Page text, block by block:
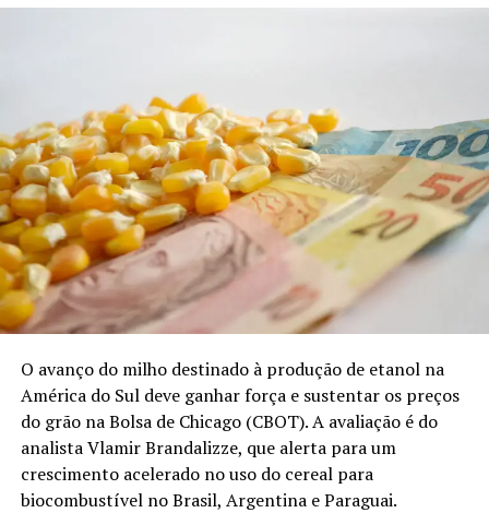
O avanço do milho destinado à produção de etanol na
América do Sul deve ganhar força e sustentar os preços
do grão na Bolsa de Chicago (CBOT). A avaliação é do
analista Vlamir Brandalizze, que alerta para um
crescimento acelerado no uso do cereal para
biocombustível no Brasil, Argentina e Paraguai.